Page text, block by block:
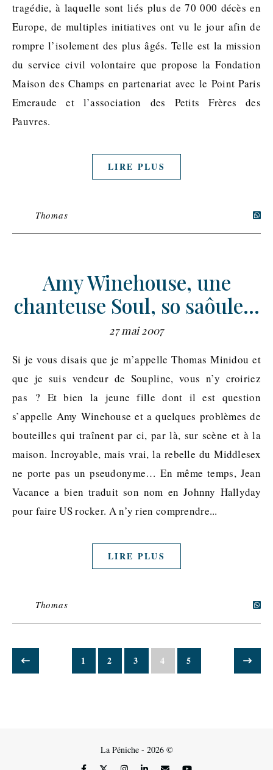
tragédie, à laquelle sont liés plus de 70 000 décès en
Europe, de multiples initiatives ont vu le jour afin de
rompre l’isolement des plus âgés. Telle est la mission
du service civil volontaire que propose la Fondation
Maison des Champs en partenariat avec le Point Paris
Emeraude et l’association des Petits Frères des
Pauvres.
LIRE PLUS
Thomas
Amy Winehouse, une
chanteuse Soul, so saôule…
27 mai 2007
Si je vous disais que je m’appelle Thomas Minidou et
que je suis vendeur de Soupline, vous n’y croiriez
pas ? Et bien la jeune fille dont il est question
s’appelle Amy Winehouse et a quelques problèmes de
bouteilles qui traînent par ci, par là, sur scène et à la
maison. Incroyable, mais vrai, la rebelle du Middlesex
ne porte pas un pseudonyme… En même temps, Jean
Vacance a bien traduit son nom en Johnny Hallyday
pour faire US rocker. A n’y rien comprendre...
LIRE PLUS
Thomas
1 2 3 4 5
La Péniche - 2026 ©